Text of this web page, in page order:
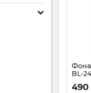
BL-
490